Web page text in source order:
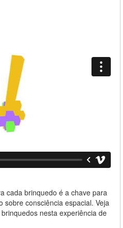
cada brinquedo é a chave para
sobre consciência espacial. Veja
nesta experiência de